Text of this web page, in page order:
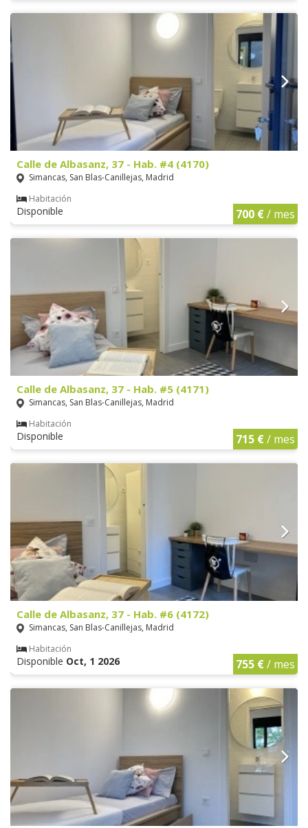
Calle de Albasanz, 37 - Hab. #4 (4170)
Simancas, San Blas-Canillejas, Madrid
Habitación
Disponible 700 €/ mes
Calle de Albasanz, 37 - Hab. #5 (4171)
Simancas, San Blas-Canillejas, Madrid
Habitación
Disponible 715 €/ mes
Calle de Albasanz, 37 - Hab. #6 (4172)
Simancas, San Blas-Canillejas, Madrid
Habitación
Disponible Oct, 1 2026 755 €/ mes